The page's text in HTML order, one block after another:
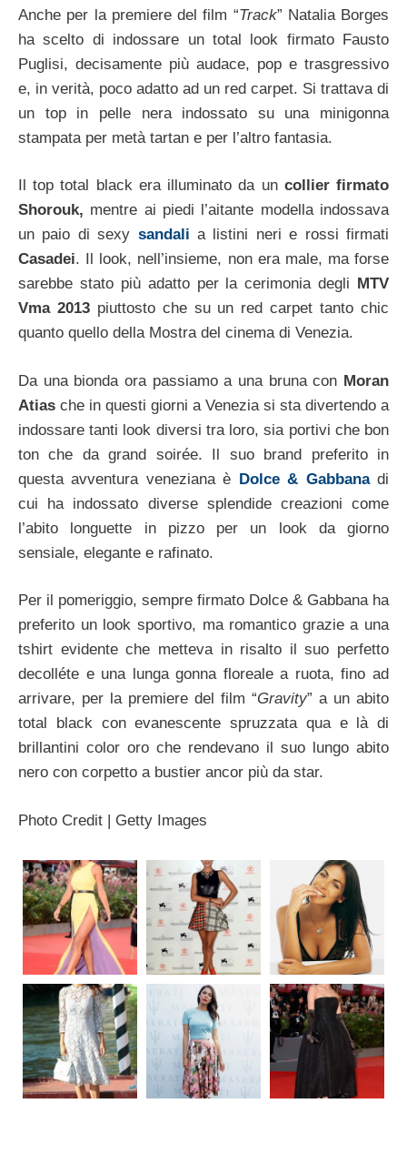
Anche per la premiere del film “Track” Natalia Borges
ha scelto di indossare un total look firmato Fausto
Puglisi, decisamente più audace, pop e trasgressivo
e, in verità, poco adatto ad un red carpet. Si trattava di
un top in pelle nera indossato su una minigonna
stampata per metà tartan e per l’altro fantasia.
Il top total black era illuminato da un collier firmato
Shorouk, mentre ai piedi l’aitante modella indossava
un paio di sexy sandali a listini neri e rossi firmati
Casadei. Il look, nell’insieme, non era male, ma forse
sarebbe stato più adatto per la cerimonia degli MTV
Vma 2013piuttosto che su un red carpet tanto chic
quanto quello della Mostra del cinema di Venezia.
Da una bionda ora passiamo a una bruna con Moran
Atias che in questi giorni a Venezia si sta divertendo a
indossare tanti look diversi tra loro, sia portivi che bon
ton che da grand soirée. Il suo brand preferito in
questa avventura veneziana è Dolce & Gabbanadi
cui ha indossato diverse splendide creazioni come
l’abito longuette in pizzo per un look da giorno
sensiale, elegante e rafinato.
Per il pomeriggio, sempre firmato Dolce & Gabbana ha
preferito un look sportivo, ma romantico grazie a una
tshirt evidente che metteva in risalto il suo perfetto
decolléte e una lunga gonna floreale a ruota, fino ad
arrivare, per la premiere del film “Gravity” a un abito
total black con evanescente spruzzata qua e là di
brillantini color oro che rendevano il suo lungo abito
nero con corpetto a bustier ancor più da star.
Photo Credit | Getty Images